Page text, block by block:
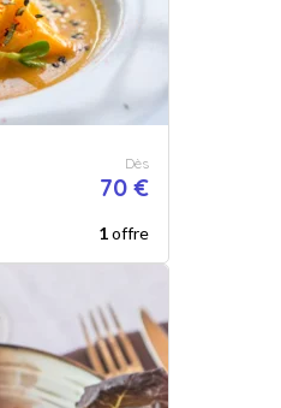
Dès
70 €
1offre